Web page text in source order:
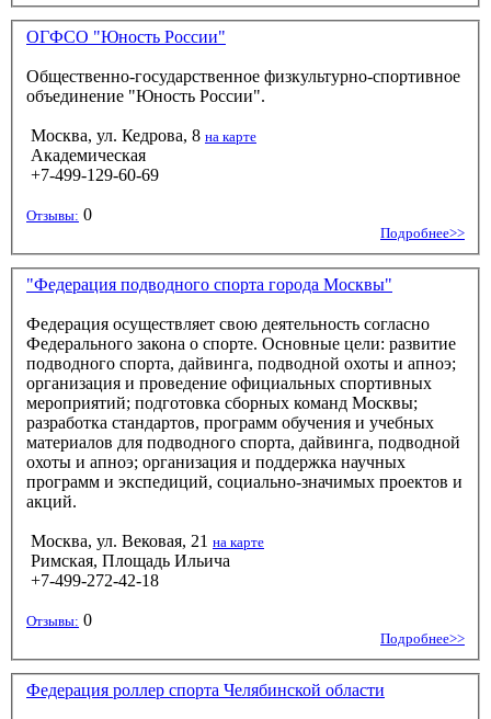
ОГФСО "Юность России"
Общественно-государственное физкультурно-спортивное
объединение "Юность России".
Москва, ул. Кедрова, 8 на карте
Академическая
+7-499-129-60-69
Отзывы: 0
Подробнее>>
"Федерация подводного спорта города Москвы"
Федерация осуществляет свою деятельность согласно
Федерального закона о спорте. Основные цели: развитие
подводного спорта, дайвинга, подводной охоты и апноэ;
организация и проведение официальных спортивных
мероприятий; подготовка сборных команд Москвы;
разработка стандартов, программ обучения и учебных
материалов для подводного спорта, дайвинга, подводной
охоты и апноэ; организация и поддержка научных
программ и экспедиций, социально-значимых проектов и
акций.
Москва, ул. Вековая, 21 на карте
Римская, Площадь Ильича
+7-499-272-42-18
Отзывы: 0
Подробнее>>
Федерация роллер спорта Челябинской области